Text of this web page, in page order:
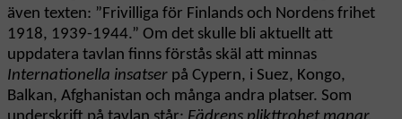
även texten: ”Frivilliga för Finlands och Nordens frihet
1918, 1939-1944.” Om det skulle bli aktuellt att
uppdatera tavlan finns förstås skäl att minnas
Internationella insatser på Cypern, i Suez, Kongo,
Balkan, Afghanistan och många andra platser. Som